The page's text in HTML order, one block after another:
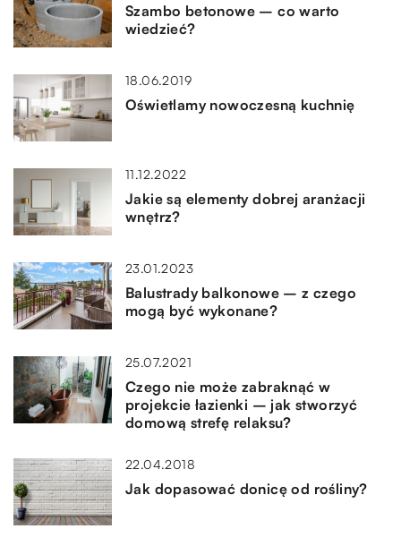
Szambo betonowe – co warto
wiedzieć?
18.06.2019
Oświetlamy nowoczesną kuchnię
11.12.2022
Jakie są elementy dobrej aranżacji
wnętrz?
23.01.2023
Balustrady balkonowe – z czego
mogą być wykonane?
25.07.2021
Czego nie może zabraknąć w
projekcie łazienki – jak stworzyć
domową strefę relaksu?
22.04.2018
Jak dopasować donicę od rośliny?